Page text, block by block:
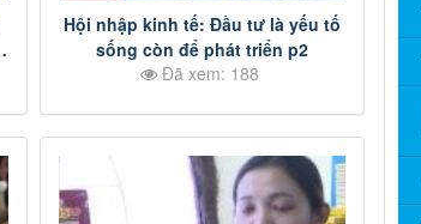
Hội nhập kinh tế: Đầu tư là yếu tố
sống còn để phát triển p2
Đã xem: 188